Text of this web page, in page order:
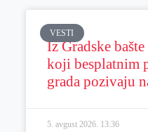
VESTI
Iz Gradske
koji besplatnim
grada pozivaju
5. avgust 2026. 13:36